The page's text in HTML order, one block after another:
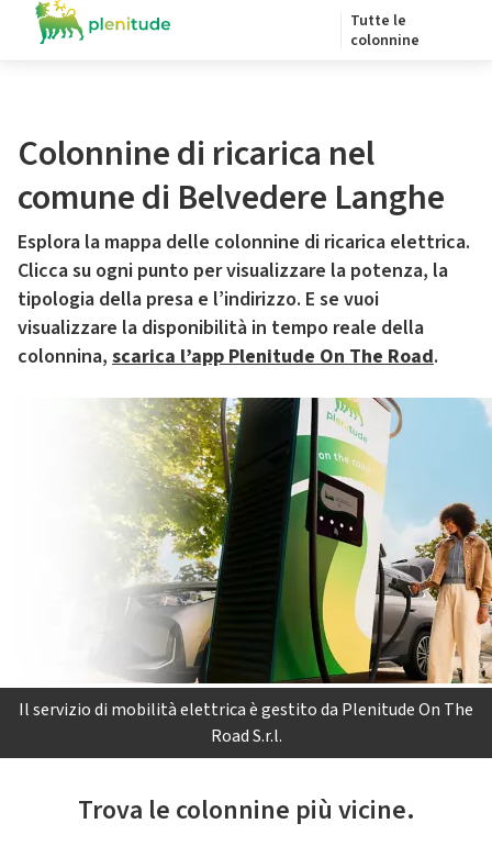
Tutte le
colonnine
Colonnine di ricarica nel
comune di Belvedere Langhe
Esplora la mappa delle colonnine di ricarica elettrica.
Clicca su ogni punto per visualizzare la potenza, la
tipologia della presa e l’indirizzo. E se vuoi
visualizzare la disponibilità in tempo reale della
colonnina, scarica l’app Plenitude On The Road.
Il servizio di mobilità elettrica è gestito da Plenitude On The
Road S.r.l.
Trova le colonnine più vicine.